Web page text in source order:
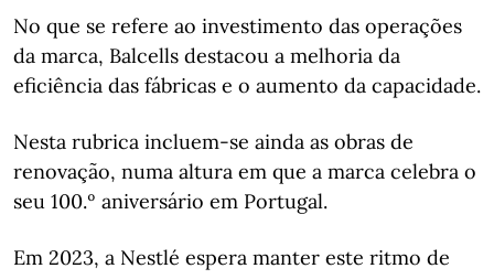
No que se refere ao investimento das operações
da marca, Balcells destacou a melhoria da
eficiência das fábricas e o aumento da capacidade.
Nesta rubrica incluem-se ainda as obras de
renovação, numa altura em que a marca celebra o
seu 100.º aniversário em Portugal.
Em 2023, a Nestlé espera manter este ritmo de